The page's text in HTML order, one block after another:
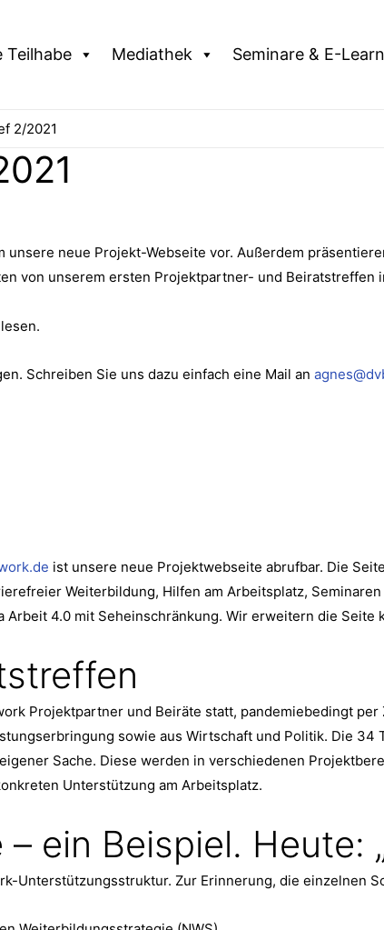
Teilhabe Mediathek Seminare & E-
2/2021
neue Projekt-Webseite vor. Außerdem
von unserem ersten Projektpartner- und Beiratstreffen
Schreiben Sie uns dazu einfach eine Mail an
ist unsere neue Projektwebseite abrufbar. Die
Weiterbildung, Hilfen am Arbeitsplatz,
4.0 mit Seheinschränkung. Wir erweitern die Seite
Projektpartner und Beiräte statt, pandemiebedingt
sowie aus Wirtschaft und Politik. Die
Sache. Diese werden in verschiedenen
Unterstützung am Arbeitsplatz.
ein Beispiel. Heute:
Unterstützungsstruktur. Zur Erinnerung, die einzelnen